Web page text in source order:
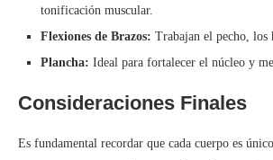
tonificación muscular.
Flexiones de Brazos: Trabajan el pecho, los
Plancha: Ideal para fortalecer el núcleo y
Consideraciones Finales
Es fundamental recordar que cada cuerpo es